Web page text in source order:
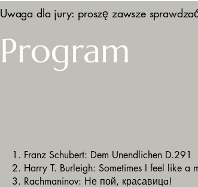
Uwaga dla jury: proszę zawsze
Program
1. Franz Schubert: Dem Unendlichen D.291
2. Harry T. Burleigh: Sometimes I feel like a
3. Rachmaninov: Не пой, красавицa!